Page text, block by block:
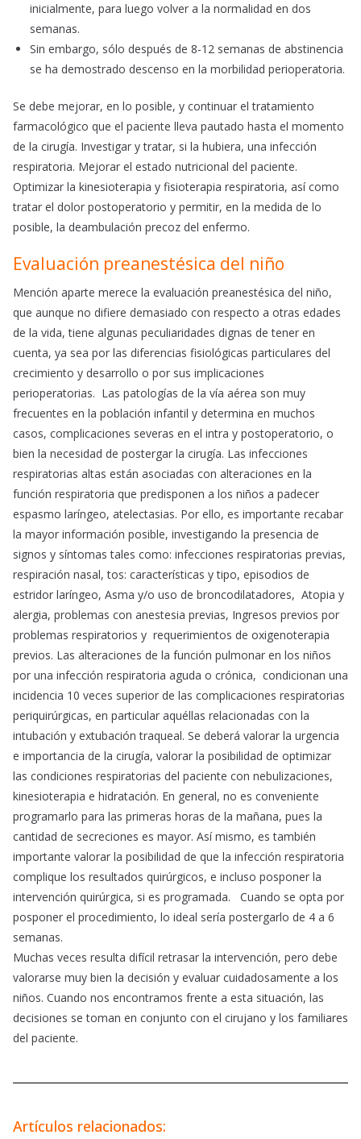
inicialmente, para luego volver a la normalidad en dos
semanas.
Sin embargo, sólo después de 8-12 semanas de abstinencia
se ha demostrado descenso en la morbilidad perioperatoria.
Se debe mejorar, en lo posible, y continuar el tratamiento
farmacológico que el paciente lleva pautado hasta el momento
de la cirugía. Investigar y tratar, si la hubiera, una infección
respiratoria. Mejorar el estado nutricional del paciente.
Optimizar la kinesioterapia y fisioterapia respiratoria, así como
tratar el dolor postoperatorio y permitir, en la medida de lo
posible, la deambulación precoz del enfermo.
Evaluación preanestésica del niño
Mención aparte merece la evaluación preanestésica del niño,
que aunque no difiere demasiado con respecto a otras edades
de la vida, tiene algunas peculiaridades dignas de tener en
cuenta, ya sea por las diferencias fisiológicas particulares del
crecimiento y desarrollo o por sus implicaciones
perioperatorias. Las patologías de la vía aérea son muy
frecuentes en la población infantil y determina en muchos
casos, complicaciones severas en el intra y postoperatorio, o
bien la necesidad de postergar la cirugía. Las infecciones
respiratorias altas están asociadas con alteraciones en la
función respiratoria que predisponen a los niños a padecer
espasmo laríngeo, atelectasias. Por ello, es importante recabar
la mayor información posible, investigando la presencia de
signos y síntomas tales como: infecciones respiratorias previas,
respiración nasal, tos: características y tipo, episodios de
estridor laríngeo, Asma y/o uso de broncodilatadores, Atopia y
alergia, problemas con anestesia previas, Ingresos previos por
problemas respiratorios y requerimientos de oxigenoterapia
previos. Las alteraciones de la función pulmonar en los niños
por una infección respiratoria aguda o crónica, condicionan una
incidencia 10 veces superior de las complicaciones respiratorias
periquirúrgicas, en particular aquéllas relacionadas con la
intubación y extubación traqueal. Se deberá valorar la urgencia
e importancia de la cirugía, valorar la posibilidad de optimizar
las condiciones respiratorias del paciente con nebulizaciones,
kinesioterapia e hidratación. En general, no es conveniente
programarlo para las primeras horas de la mañana, pues la
cantidad de secreciones es mayor. Así mismo, es también
importante valorar la posibilidad de que la infección respiratoria
complique los resultados quirúrgicos, e incluso posponer la
intervención quirúrgica, si es programada. Cuando se opta por
posponer el procedimiento, lo ideal sería postergarlo de 4 a 6
semanas.
Muchas veces resulta difícil retrasar la intervención, pero debe
valorarse muy bien la decisión y evaluar cuidadosamente a los
niños. Cuando nos encontramos frente a esta situación, las
decisiones se toman en conjunto con el cirujano y los familiares
del paciente.
Artículos relacionados: